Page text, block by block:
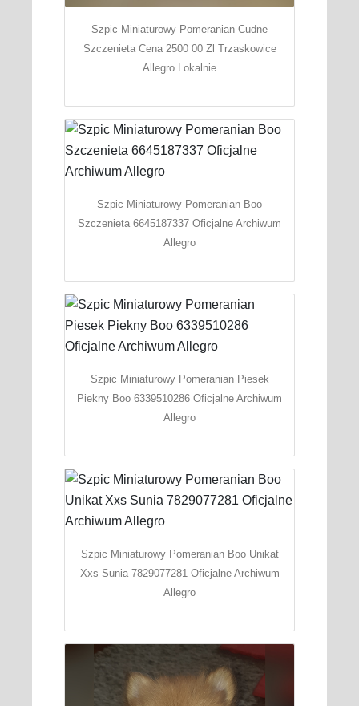
Szpic Miniaturowy Pomeranian Cudne
Szczenieta Cena 2500 00 Zl Trzaskowice
Allegro Lokalnie
Szpic Miniaturowy Pomeranian Boo
Szczenieta 6645187337 Oficjalne Archiwum
Allegro
Szpic Miniaturowy Pomeranian Piesek
Piekny Boo 6339510286 Oficjalne Archiwum
Allegro
Szpic Miniaturowy Pomeranian Boo Unikat
Xxs Sunia 7829077281 Oficjalne Archiwum
Allegro